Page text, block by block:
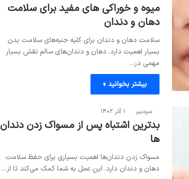
میوه و خوراکی های مفید برای سلامت
دهان و دندان
سلامت دهان و دندان برای کلیه جنبه‌های سلامت بدن
بسیار اهمیت دارد. دهان و دندان‌های سالم نقش بسیار
مهمی در…
بیشتر بخوانید »
سردبیر ۱ آذر ۱۴۰۲
بدترین اشتباه پس از مسواک زدن دندان
ها
مسواک زدن دندان‌ها اهمیت بسیاری برای حفظ سلامت
دهان و دندان دارد. این عمل به شما کمک می‌کند تا از…